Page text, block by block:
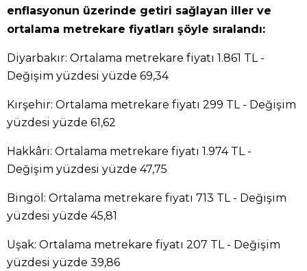
enflasyonun üzerinde getiri sağlayan iller ve
ortalama metrekare fiyatları şöyle sıralandı:
Diyarbakır: Ortalama metrekare fiyatı 1.861 TL -
Değişim yüzdesi yüzde 69,34
Kırşehir: Ortalama metrekare fiyatı 299 TL - Değişim
yüzdesi yüzde 61,62
Hakkâri: Ortalama metrekare fiyatı 1.974 TL -
Değişim yüzdesi yüzde 47,75
Bingöl: Ortalama metrekare fiyatı 713 TL - Değişim
yüzdesi yüzde 45,81
Uşak: Ortalama metrekare fiyatı 207 TL - Değişim
yüzdesi yüzde 39,86